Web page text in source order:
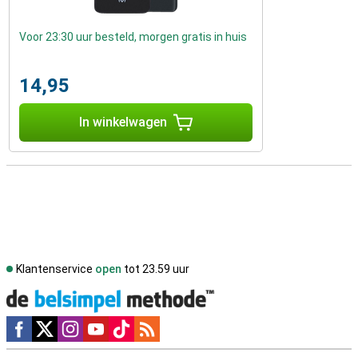
Voor 23:30 uur besteld, morgen gratis in huis
14,95
In winkelwagen
Klantenservice open tot 23.59 uur
Social media